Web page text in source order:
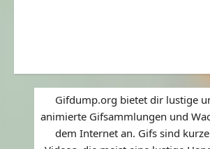
Gifdump.org bietet dir lustige
animierte Gifsammlungen und
dem Internet an. Gifs sind